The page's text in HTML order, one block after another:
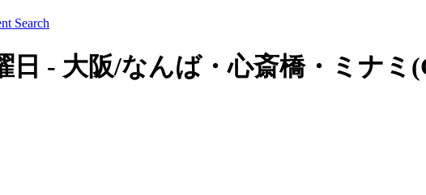
Search
日 - 大阪/なんば・心斎橋・ミナミ